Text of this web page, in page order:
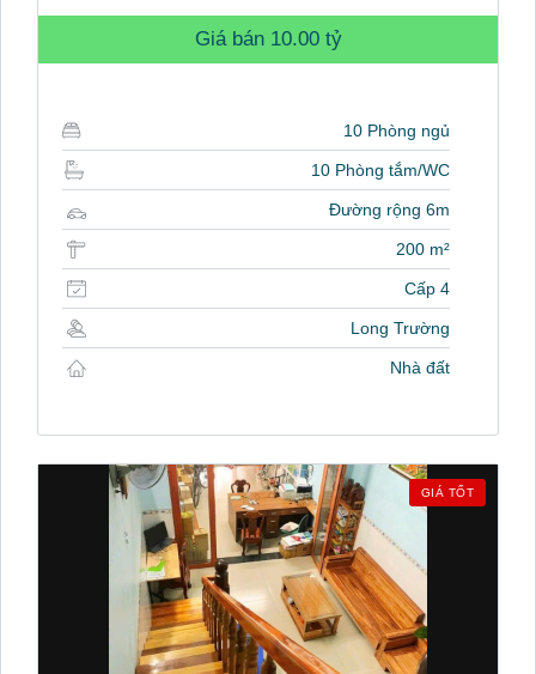
Giá bán 10.00 tỷ
10 Phòng ngủ
10 Phòng tắm/WC
Đường rộng 6m
200 m²
Cấp 4
Long Trường
Nhà đất
GIÁ TỐT